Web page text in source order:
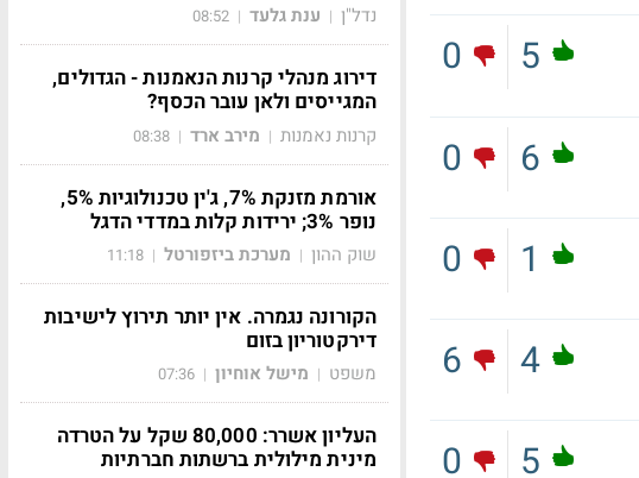
5
0
6
0
1
0
4
6
5
0
נדל"ן | ענת גלעד |
08:52
דירוג מנהלי קרנות הנאמנות - הגדולים,
המגייסים ולאן עובר הכסף?
קרנות נאמנות | מירב ארד |
08:38
אורמת מזנקת 7%, ג'ין טכנולוגיות 5%,
נופר 3%; ירידות קלות במדדי הדגל
שוק ההון | מערכת ביזפורטל |
11:18
הקורונה נגמרה. אין יותר תירוץ לישיבות
דירקטוריון בזום
משפט | מישל אוחיון |
07:36
העליון אשרר: 80,000 שקל על הטרדה
מינית מילולית ברשתות חברתיות